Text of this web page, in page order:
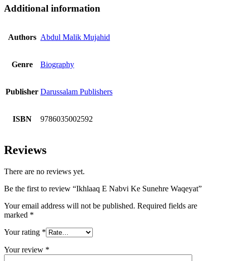
Additional information
Authors Abdul Malik Mujahid
Genre Biography
Publisher Darussalam Publishers
ISBN 9786035002592
Reviews
There are no reviews yet.
Be the first to review “Ikhlaaq E Nabvi Ke Sunehre Waqeyat”
Your email address will not be published. Required fields are
marked *
Your rating *
Your review *